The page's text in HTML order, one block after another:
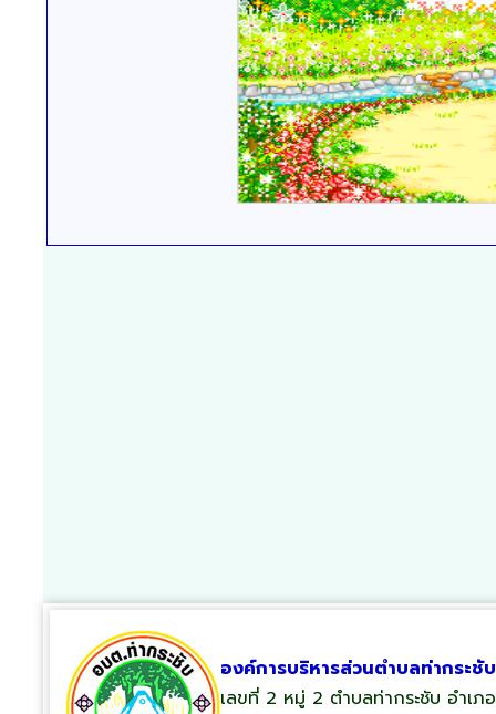
องค์การบริหารส่วนตำบลท่ากระชับ
เลขที่ 2 หมู่ 2 ตำบลท่ากระชับ อำเ